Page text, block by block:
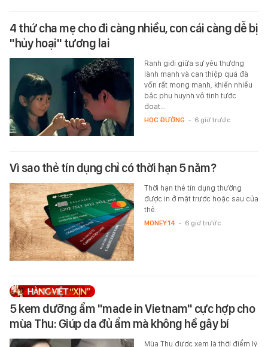
4 thứ cha mẹ cho đi càng nhiều, con cái càng dễ bị
"hủy hoại" tương lai
Ranh giới giữa sự yêu thương
lành mạnh và can thiệp quá đà
vốn rất mong manh, khiến nhiều
bậc phụ huynh vô tình tước
đoạt…
HỌC ĐƯỜNG - 6 giờ trước
Vì sao thẻ tín dụng chỉ có thời hạn 5 năm?
Thời hạn thẻ tín dụng thường
được in ở mặt trước hoặc sau của
thẻ.
MONEY.14 - 6 giờ trước
5 kem dưỡng ẩm "made in Vietnam" cực hợp cho
mùa Thu: Giúp da đủ ẩm mà không hề gây bí
Mùa Thu được xem là thời điểm lý